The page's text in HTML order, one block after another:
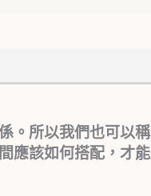
。所以我們也可以
應該如何搭配，才